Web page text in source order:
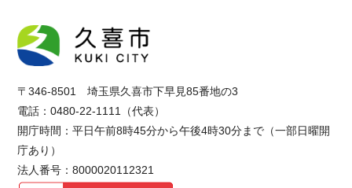
〒346-8501 埼玉県久喜市下早見85番地の3
電話：0480-22-1111（代表）
開庁時間：平日午前8時45分から午後4時30分まで（一部日曜開
庁あり）
法人番号：8000020112321